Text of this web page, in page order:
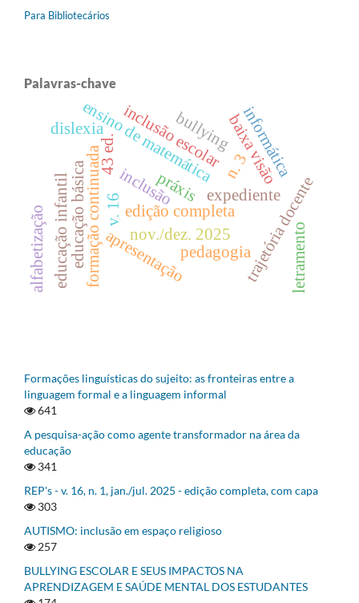
Para Bibliotecários
Palavras-chave
edição completa
v. 16
n. 3
nov./dez. 2025
43 ed.
expediente
apresentação
ensino de matemática
trajetória docente
formação continuada
inclusão escolarbaixa visão
educação básica
educação infantil inclusão
alfabetização letramento
informática
práxis
pedagogia
dislexia bullying
Formações linguísticas do sujeito: as fronteiras entre a
linguagem formal e a linguagem informal
641
A pesquisa-ação como agente transformador na área da
educação
341
REP's - v. 16, n. 1, jan./jul. 2025 - edição completa, com capa
303
AUTISMO: inclusão em espaço religioso
257
BULLYING ESCOLAR E SEUS IMPACTOS NA
APRENDIZAGEM E SAÚDE MENTAL DOS ESTUDANTES